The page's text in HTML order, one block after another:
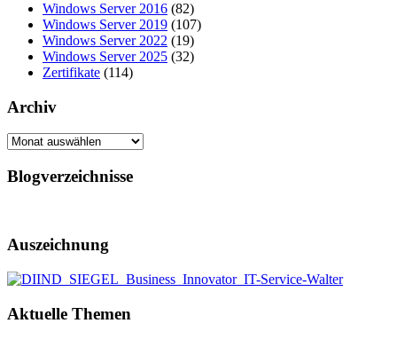
Windows Server 2016 (82)
Windows Server 2019 (107)
Windows Server 2022 (19)
Windows Server 2025 (32)
Zertifikate (114)
Archiv
Archiv
Blogverzeichnisse
Auszeichnung
Aktuelle Themen